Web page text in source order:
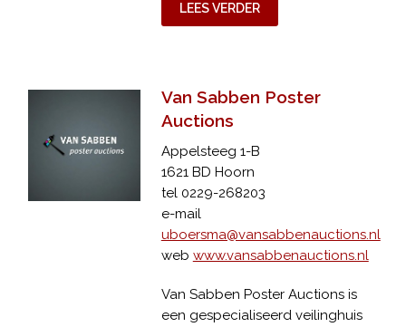
LEES VERDER
Van Sabben Poster
Auctions
Appelsteeg 1-B
1621 BD Hoorn
tel 0229-268203
e-mail
uboersma@vansabbenauctions.nl
web www.vansabbenauctions.nl
Van Sabben Poster Auctions is
een gespecialiseerd veilinghuis